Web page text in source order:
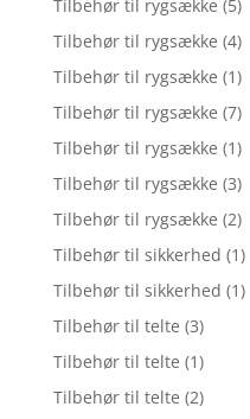
Tilbehør til rygsække (5)
Tilbehør til rygsække (4)
Tilbehør til rygsække (1)
Tilbehør til rygsække (7)
Tilbehør til rygsække (1)
Tilbehør til rygsække (3)
Tilbehør til rygsække (2)
Tilbehør til sikkerhed (1)
Tilbehør til sikkerhed (1)
Tilbehør til telte (3)
Tilbehør til telte (1)
Tilbehør til telte (2)